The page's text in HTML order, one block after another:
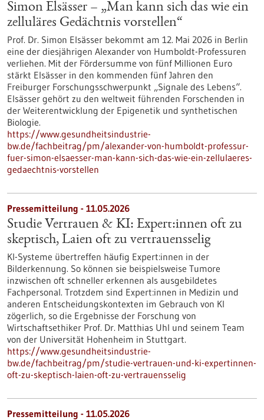
Simon Elsässer – „Man kann sich das wie ein
zelluläres Gedächtnis vorstellen“
Prof. Dr. Simon Elsässer bekommt am 12. Mai 2026 in Berlin
eine der diesjährigen Alexander von Humboldt-Professuren
verliehen. Mit der Fördersumme von fünf Millionen Euro
stärkt Elsässer in den kommenden fünf Jahren den
Freiburger Forschungsschwerpunkt „Signale des Lebens“.
Elsässer gehört zu den weltweit führenden Forschenden in
der Weiterentwicklung der Epigenetik und synthetischen
Biologie.
https://www.gesundheitsindustrie-
bw.de/fachbeitrag/pm/alexander-von-humboldt-professur-
fuer-simon-elsaesser-man-kann-sich-das-wie-ein-zellulaeres-
gedaechtnis-vorstellen
Pressemitteilung - 11.05.2026
Studie Vertrauen & KI: Expert:innen oft zu
skeptisch, Laien oft zu vertrauensselig
KI-Systeme übertreffen häufig Expert:innen in der
Bilderkennung. So können sie beispielsweise Tumore
inzwischen oft schneller erkennen als ausgebildetes
Fachpersonal. Trotzdem sind Expert:innen in Medizin und
anderen Entscheidungskontexten im Gebrauch von KI
zögerlich, so die Ergebnisse der Forschung von
Wirtschaftsethiker Prof. Dr. Matthias Uhl und seinem Team
von der Universität Hohenheim in Stuttgart.
https://www.gesundheitsindustrie-
bw.de/fachbeitrag/pm/studie-vertrauen-und-ki-expertinnen-
oft-zu-skeptisch-laien-oft-zu-vertrauensselig
Pressemitteilung - 11.05.2026